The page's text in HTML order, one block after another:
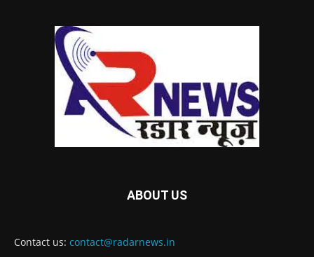
ABOUT US
Contact us: contact@radarnews.in